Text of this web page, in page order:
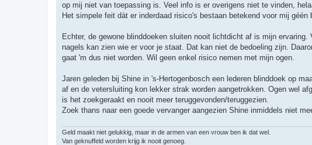
op mij niet van toepassing is. Veel info is er overigens niet te vinden,
Het simpele feit dàt er inderdaad risico's bestaan betekend voor mij
Echter, de gewone blinddoeken sluiten nooit lichtdicht af is mijn
nagels kan zien wie er voor je staat. Dat kan niet de bedoeling zijn.
gaat 'm dus niet worden. Wil geen enkel risico nemen met mijn ogen.
Jaren geleden bij Shine in 's-Hertogenbosch een lederen blinddoek op
af en de vetersluiting kon lekker strak worden aangetrokken. Ogen wel
is het zoekgeraakt en nooit meer teruggevonden/teruggezien.
Zoek thans naar een goede vervanger aangezien Shine inmiddels niet
Geld maakt niet gelukkig, maar in de armen van een vrouw ben ik dat wel.
Van geknuffeld worden krijg ik nooit genoeg.